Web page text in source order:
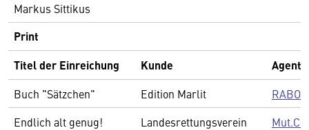
Markus Sittikus
Print
Titel der Einreichung
Kunde
Buch "Sätzchen" Edition Marlit
Endlich alt genug!
Landesrettungsverein